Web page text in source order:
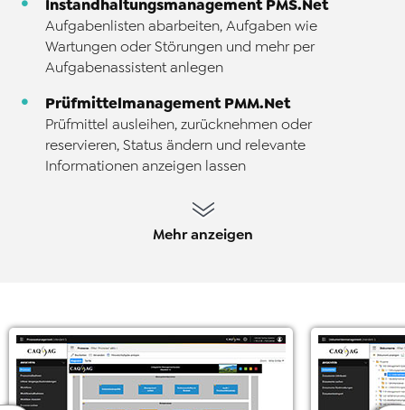
Instandhaltungsmanagement PMS.Net
Aufgabenlisten abarbeiten, Aufgaben wie
Wartungen oder Störungen und mehr per
Aufgabenassistent anlegen
Prüfmittelmanagement PMM.Net
Prüfmittel ausleihen, zurücknehmen oder
reservieren, Status ändern und relevante
Informationen anzeigen lassen
Mehr anzeigen